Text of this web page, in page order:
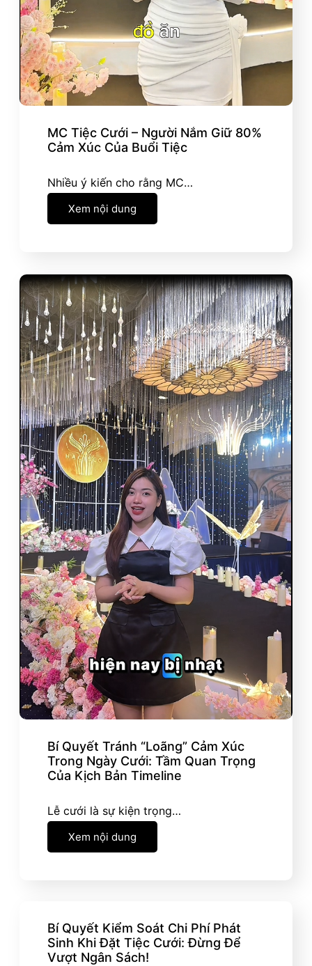
MC Tiệc Cưới – Người Nắm Giữ 80%
Cảm Xúc Của Buổi Tiệc
Nhiều ý kiến cho rằng MC…
Xem nội dung
Bí Quyết Tránh “Loãng” Cảm Xúc
Trong Ngày Cưới: Tầm Quan Trọng
Của Kịch Bản Timeline
Lễ cưới là sự kiện trọng…
Xem nội dung
Bí Quyết Kiểm Soát Chi Phí Phát
Sinh Khi Đặt Tiệc Cưới: Đừng Để
Vượt Ngân Sách!